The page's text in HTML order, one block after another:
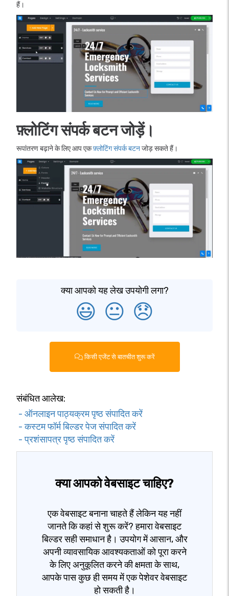
हैं।
फ़्लोटिंग संपर्क बटन जोड़ें।
रूपांतरण बढ़ाने के लिए आप एकफ़्लोटिंग संपर्क बटनजोड़ सकते हैं।
क्या आपको यह लेख उपयोगी लगा?
😃 😐 😞
किसी एजेंट से बातचीत शुरू करें
संबंधित आलेख:
- ऑनलाइन पाठ्यक्रम पृष्ठ संपादित करें
- कस्टम फॉर्म बिल्डर पेज संपादित करें
- प्रशंसापत्र पृष्ठ संपादित करें
क्या आपको वेबसाइट चाहिए?
एक वेबसाइट बनाना चाहते हैं लेकिन यह नहीं
जानते कि कहां से शुरू करें? हमारा वेबसाइट
बिल्डर सही समाधान है। उपयोग में आसान, और
अपनी व्यावसायिक आवश्यकताओं को पूरा करने
के लिए अनुकूलित करने की क्षमता के साथ,
आपके पास कुछ ही समय में एक पेशेवर वेबसाइट
हो सकती है।